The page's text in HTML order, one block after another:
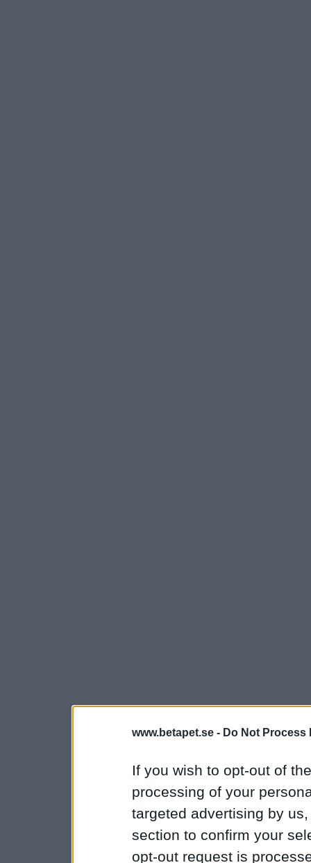
www.betapet.se - Do Not Process
If you wish to opt-out of
processing of your
targeted advertising by
section to confirm your
opt-out request is